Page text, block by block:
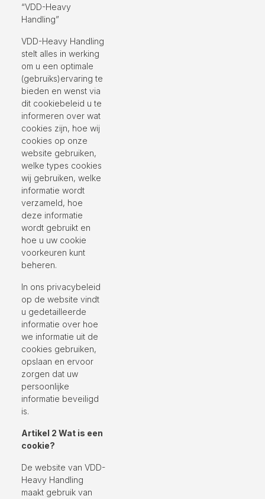
“VDD-Heavy
Handling”
VDD-Heavy Handling
stelt alles in werking
om u een optimale
(gebruiks)ervaring te
bieden en wenst via
dit cookiebeleid u te
informeren over wat
cookies zijn, hoe wij
cookies op onze
website gebruiken,
welke types cookies
wij gebruiken, welke
informatie wordt
verzameld, hoe
deze informatie
wordt gebruikt en
hoe u uw cookie
voorkeuren kunt
beheren.
In ons privacybeleid
op de website vindt
u gedetailleerde
informatie over hoe
we informatie uit de
cookies gebruiken,
opslaan en ervoor
zorgen dat uw
persoonlijke
informatie beveiligd
is.
Artikel 2 Wat is een
cookie?
De website van VDD-
Heavy Handling
maakt gebruik van